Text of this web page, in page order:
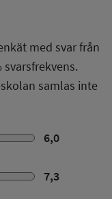
med svar från
svarsfrekvens.
samlas inte
6,0
7,3